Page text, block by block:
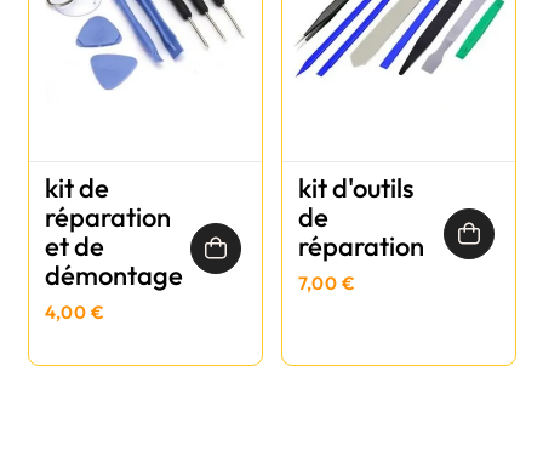
kit de
réparation
et de
démontage
4,00 €
kit d'outils
de
réparation
7,00 €